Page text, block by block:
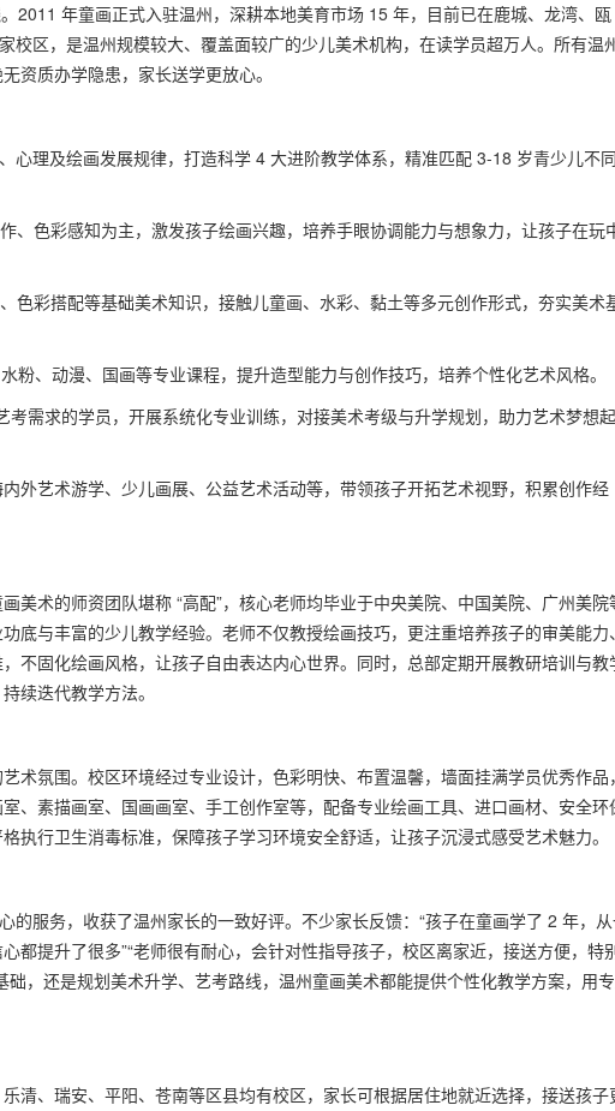
2011 年童画正式入驻温州，深耕本地美育市场 15 年，目前已在鹿城、龙湾、瓯
校区，是温州规模较大、覆盖面较广的少儿美术机构，在读学员超万人。所有温
资质办学隐患，家长送学更放心。
心理及绘画发展规律，打造科学 4 大进阶教学体系，精准匹配 3-18 岁青少儿不同
、色彩感知为主，激发孩子绘画兴趣，培养手眼协调能力与想象力，让孩子在玩
色彩搭配等基础美术知识，接触儿童画、水彩、黏土等多元创作形式，夯实美术
粉、动漫、国画等专业课程，提升造型能力与创作技巧，培养个性化艺术风格。
需求的学员，开展系统化专业训练，对接美术考级与升学规划，助力艺术梦想起
外艺术游学、少儿画展、公益艺术活动等，带领孩子开拓艺术视野，积累创作经
美术的师资团队堪称 “高配”，核心老师均毕业于中央美院、中国美院、广州美院
底与丰富的少儿教学经验。老师不仅教授绘画技巧，更注重培养孩子的审美能力、
不固化绘画风格，让孩子自由表达内心世界。同时，总部定期开展教研培训与教
续迭代教学方法。
术氛围。校区环境经过专业设计，色彩明快、布置温馨，墙面挂满学员优秀作品，
、素描画室、国画画室、手工创作室等，配备专业绘画工具、进口画材、安全环
执行卫生消毒标准，保障孩子学习环境安全舒适，让孩子沉浸式感受艺术魅力。
的服务，收获了温州家长的一致好评。不少家长反馈：“孩子在童画学了 2 年，
都提升了很多”“老师很有耐心，会针对性指导孩子，校区离家近，接送方便，特
，还是规划美术升学、艺考路线，温州童画美术都能提供个性化教学方案，用
清、瑞安、平阳、苍南等区县均有校区，家长可根据居住地就近选择，接送孩子